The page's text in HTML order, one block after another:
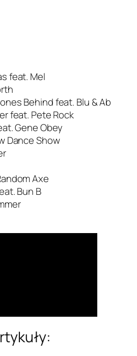
feat. Mel
Behind feat. Blu & Ab
feat. Pete Rock
Gene Obey
Dance Show
Axe
Bun B